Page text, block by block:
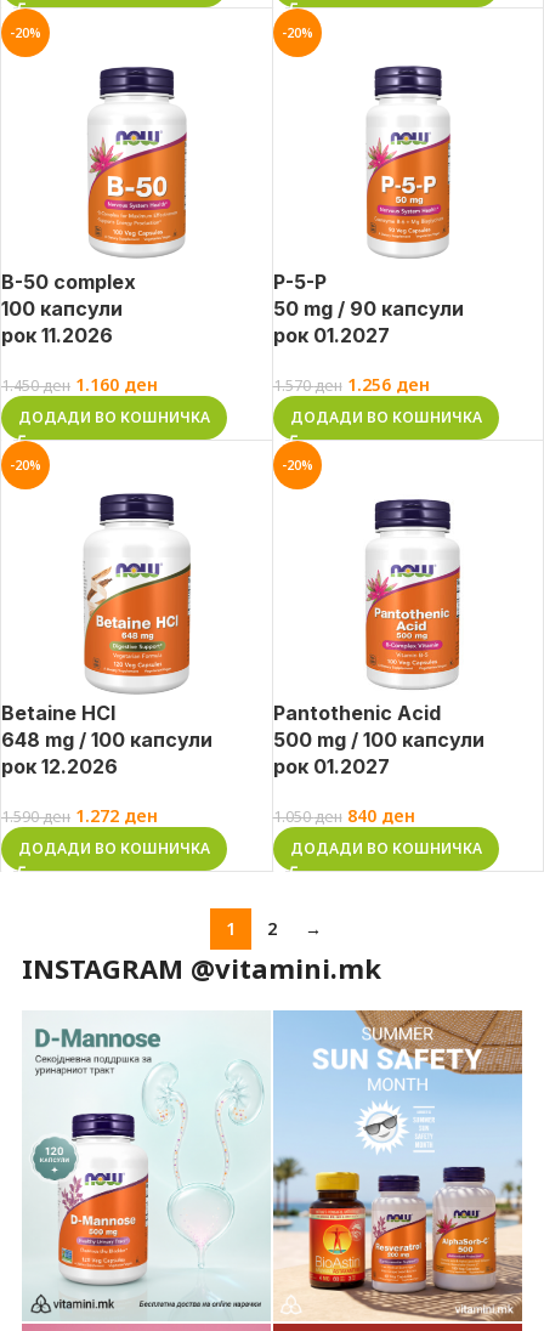
-20%
B-50 complex
100 капсули
рок 11.2026
1.450ден 1.160 ден
ДОДАДИ ВО КОШНИЧКА
-20%
P-5-P
50 mg / 90 капсули
рок 01.2027
1.570ден 1.256 ден
ДОДАДИ ВО КОШНИЧКА
-20%
Betaine HCl
648 mg / 100 капсули
рок 12.2026
1.590ден 1.272 ден
ДОДАДИ ВО КОШНИЧКА
-20%
Pantothenic Acid
500 mg / 100 капсули
рок 01.2027
1.050ден 840 ден
ДОДАДИ ВО КОШНИЧКА
1 2 →
INSTAGRAM @vitamini.mk